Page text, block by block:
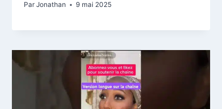
ParJonathan 9 mai 2025